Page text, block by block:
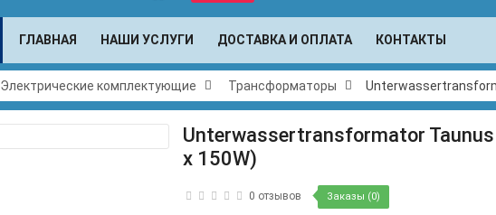
ГЛАВНАЯ НАШИ УСЛУГИ ДОСТАВКА И ОПЛАТА КОНТАКТЫ
Электрические комплектующие Трансформаторы
Unterwassertransformator Taunus
x 150W)
0 отзывов Заказы (0)